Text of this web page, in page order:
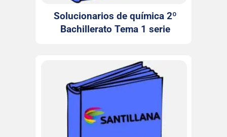
Solucionarios de química 2º
Bachillerato Tema 1 serie